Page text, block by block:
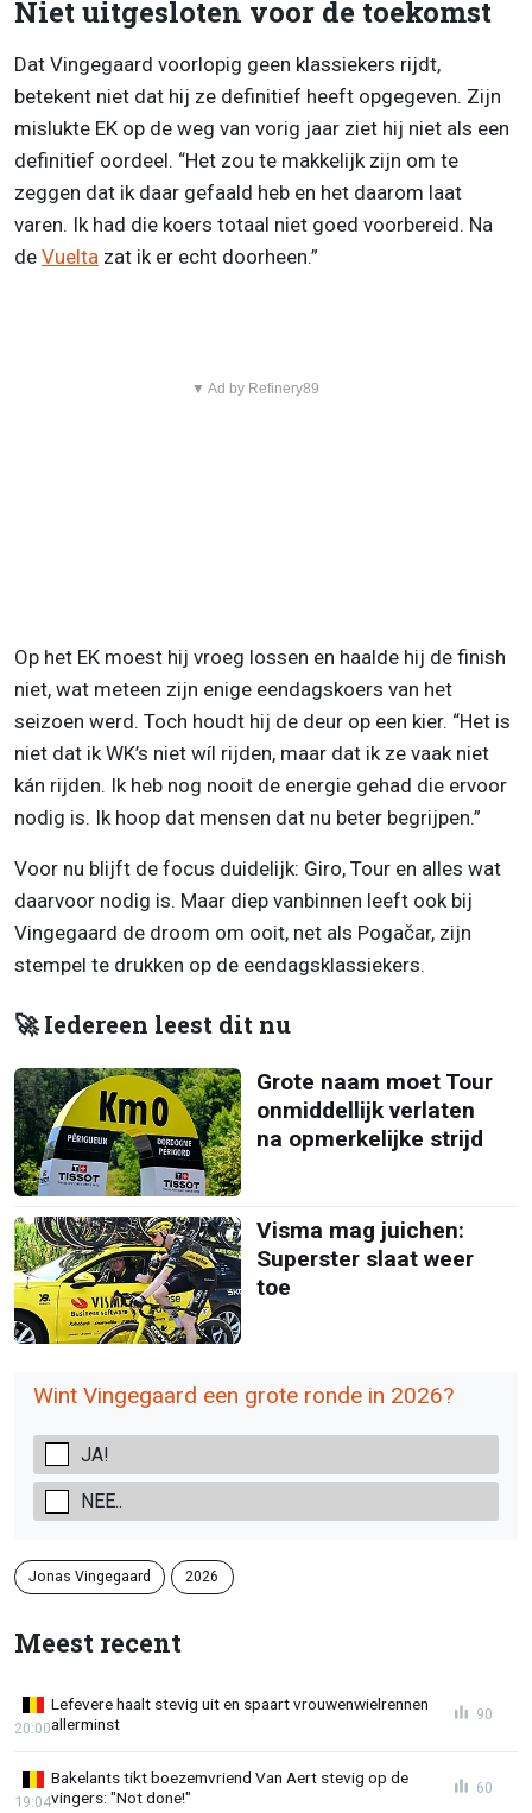
Niet uitgesloten voor de toekomst
Dat Vingegaard voorlopig geen klassiekers rijdt,
betekent niet dat hij ze definitief heeft opgegeven. Zijn
mislukte EK op de weg van vorig jaar ziet hij niet als een
definitief oordeel. “Het zou te makkelijk zijn om te
zeggen dat ik daar gefaald heb en het daarom laat
varen. Ik had die koers totaal niet goed voorbereid. Na
de Vuelta zat ik er echt doorheen.”
▼ Ad by Refinery89
Op het EK moest hij vroeg lossen en haalde hij de finish
niet, wat meteen zijn enige eendagskoers van het
seizoen werd. Toch houdt hij de deur op een kier. “Het is
niet dat ik WK’s niet wíl rijden, maar dat ik ze vaak niet
kán rijden. Ik heb nog nooit de energie gehad die ervoor
nodig is. Ik hoop dat mensen dat nu beter begrijpen.”
Voor nu blijft de focus duidelijk: Giro, Tour en alles wat
daarvoor nodig is. Maar diep vanbinnen leeft ook bij
Vingegaard de droom om ooit, net als Pogačar, zijn
stempel te drukken op de eendagsklassiekers.
🚀 Iedereen leest dit nu
Grote naam moet Tour
onmiddellijk verlaten
na opmerkelijke strijd
Visma mag juichen:
Superster slaat weer
toe
Wint Vingegaard een grote ronde in 2026?
JA!
NEE..
Jonas Vingegaard 2026
Meest recent
Lefevere haalt stevig uit en spaart vrouwenwielrennen
allerminst
20:00
90
Bakelants tikt boezemvriend Van Aert stevig op de
vingers: "Not done!"
19:04
60